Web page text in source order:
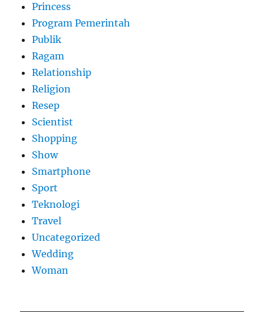
Princess
Program Pemerintah
Publik
Ragam
Relationship
Religion
Resep
Scientist
Shopping
Show
Smartphone
Sport
Teknologi
Travel
Uncategorized
Wedding
Woman